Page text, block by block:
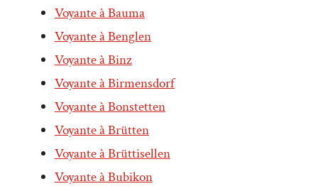
Voyante à Bauma
Voyante à Benglen
Voyante à Binz
Voyante à Birmensdorf
Voyante à Bonstetten
Voyante à Brütten
Voyante à Brüttisellen
Voyante à Bubikon